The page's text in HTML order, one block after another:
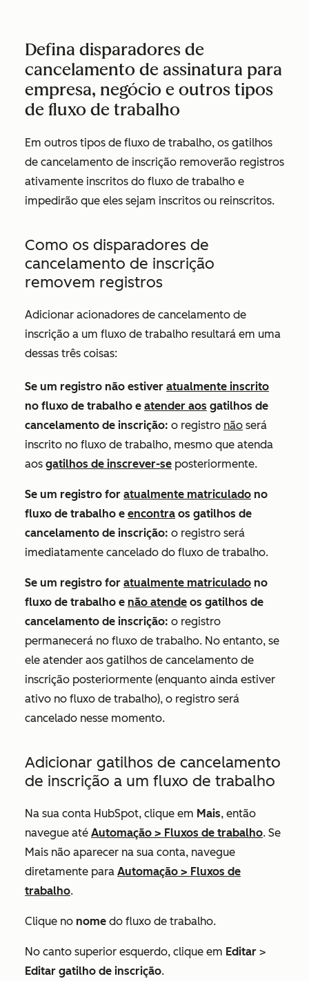
Defina disparadores de
cancelamento de assinatura para
empresa, negócio e outros tipos
de fluxo de trabalho
Em outros tipos de fluxo de trabalho, os gatilhos
de cancelamento de inscrição removerão registros
ativamente inscritos do fluxo de trabalho e
impedirão que eles sejam inscritos ou reinscritos.
Como os disparadores de
cancelamento de inscrição
removem registros
Adicionar acionadores de cancelamento de
inscrição a um fluxo de trabalho resultará em uma
dessas três coisas:
Se um registro não estiver atualmente inscrito
no fluxo de trabalho e atender aos gatilhos de
cancelamento de inscrição: o registro não será
inscrito no fluxo de trabalho, mesmo que atenda
aos gatilhos de inscrever-se posteriormente.
Se um registro for atualmente matriculado no
fluxo de trabalho e encontra os gatilhos de
cancelamento de inscrição: o registro será
imediatamente cancelado do fluxo de trabalho.
Se um registro for atualmente matriculado no
fluxo de trabalho e não atende os gatilhos de
cancelamento de inscrição: o registro
permanecerá no fluxo de trabalho. No entanto, se
ele atender aos gatilhos de cancelamento de
inscrição posteriormente (enquanto ainda estiver
ativo no fluxo de trabalho), o registro será
cancelado nesse momento.
Adicionar gatilhos de cancelamento
de inscrição a um fluxo de trabalho
Na sua conta HubSpot, clique em Mais, então
navegue até Automação > Fluxos de trabalho. Se
Mais não aparecer na sua conta, navegue
diretamente para Automação > Fluxos de
trabalho.
Clique no nome do fluxo de trabalho.
No canto superior esquerdo, clique em Editar >
Editar gatilho de inscrição.